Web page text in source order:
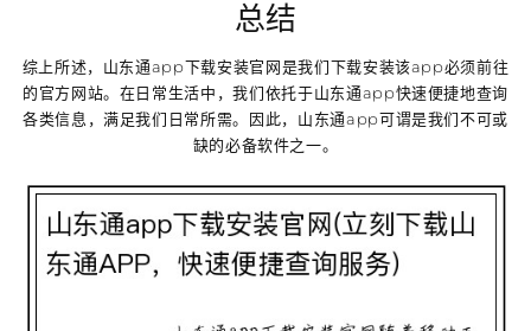
总结
综上所述，山东通app下载安装官网是我们下载安装该app必须前往
的官方网站。在日常生活中，我们依托于山东通app快速便捷地查询
各类信息，满足我们日常所需。因此，山东通app可谓是我们不可或
缺的必备软件之一。